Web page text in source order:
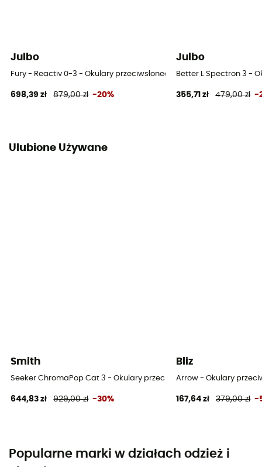
Julbo
Fury - Reactiv 0-3 - Okulary przeciwsłoneczne
698,39 zł 879,00 zł -20%
Julbo
Better L Spectron 3 -
355,71 zł 479,00 zł -
Ulubione Używane
Smith
Seeker ChromaPop Cat 3 - Okulary przeciwsłoneczne
644,83 zł 929,00 zł -30%
Bliz
Arrow - Okulary
167,64 zł 379,00 zł -
Popularne marki w działach odzież i